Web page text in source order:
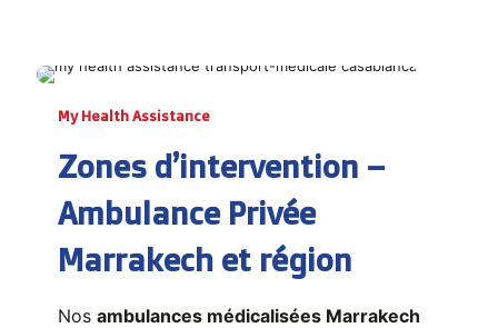
My Health Assistance
Zones d’intervention –
Ambulance Privée
Marrakech et région
Nosambulances médicalisées Marrakech